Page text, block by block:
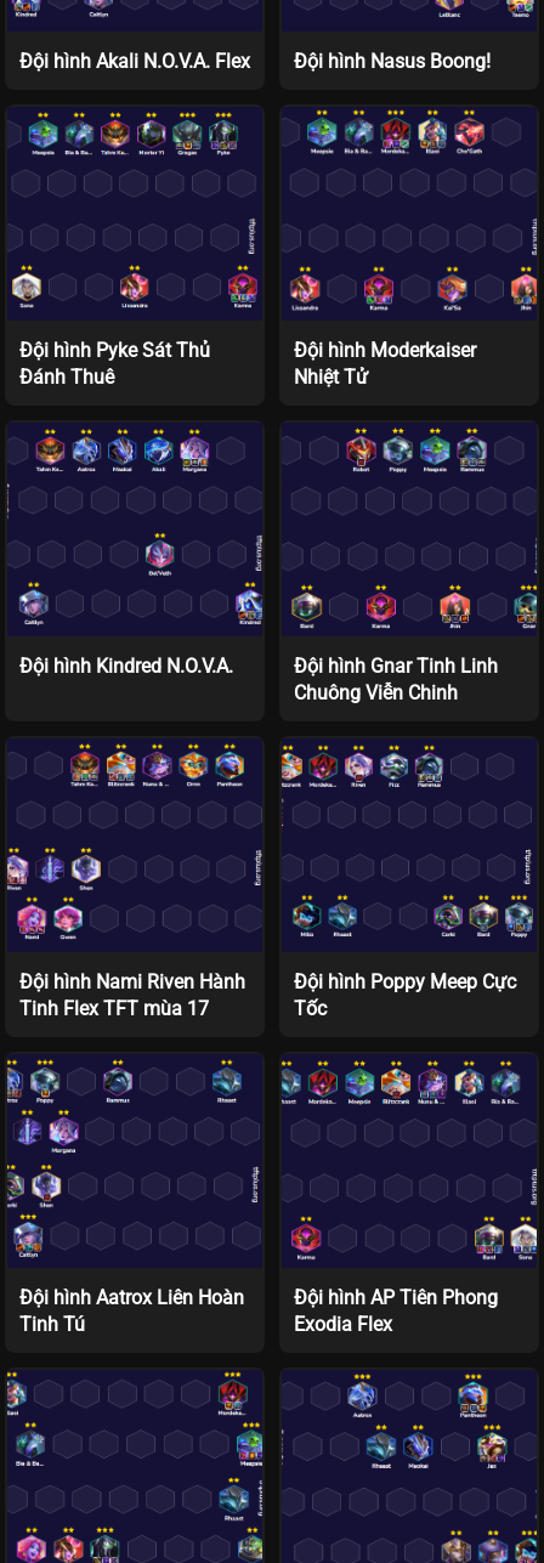
Đội hình Akali N.O.V.A. Flex Đội hình Nasus Boong!
Đội hình Pyke Sát Thủ
Đánh Thuê
Đội hình Moderkaiser
Nhiệt Tử
Đội hình Kindred N.O.V.A.
Đội hình Gnar Tinh Linh
Chuông Viễn Chinh
Đội hình Nami Riven Hành
Tinh Flex TFT mùa 17
Đội hình Poppy Meep Cực
Tốc
Đội hình Aatrox Liên Hoàn
Tinh Tú
Đội hình AP Tiên Phong
Exodia Flex